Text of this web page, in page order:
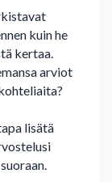
kuin he
kertaa.
arviot
lisätä